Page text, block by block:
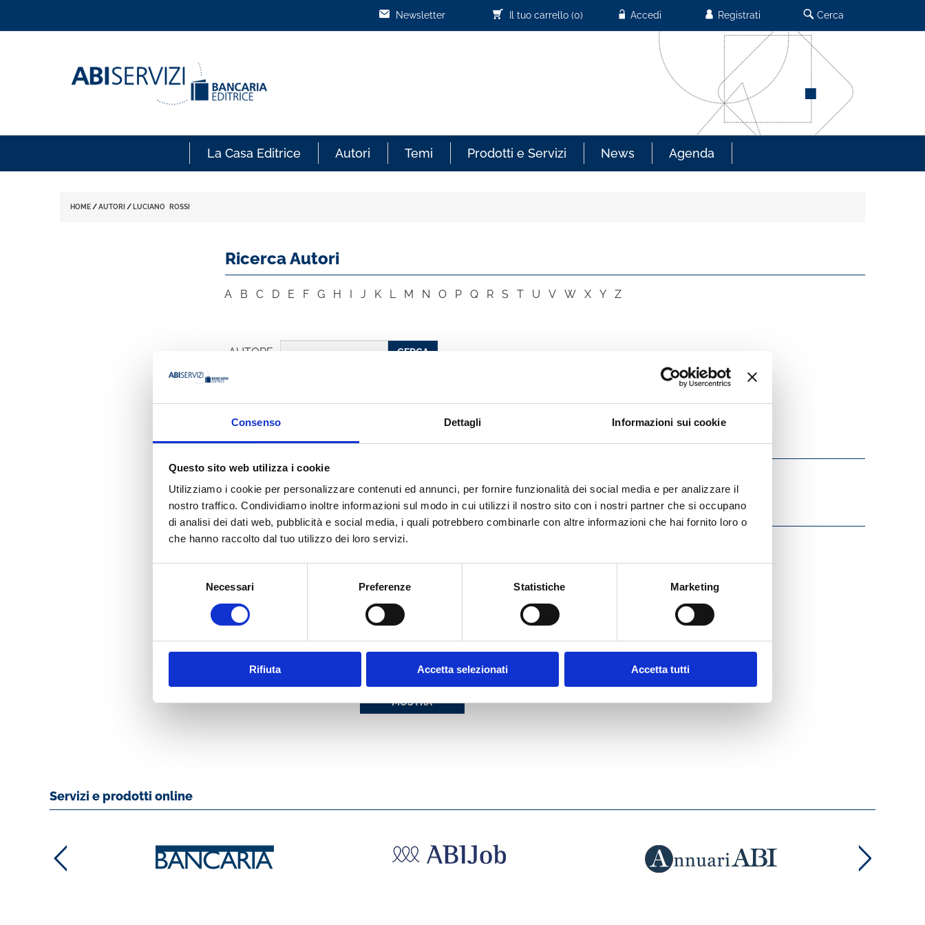
Consenso Dettagli Informazioni sui cookie
Questo sito web utilizza i cookie
Utilizziamo i cookie per personalizzare contenuti ed annunci, per fornire funzionalità dei social media e per analizzare il
nostro traffico. Condividiamo inoltre informazioni sul modo in cui utilizzi il nostro sito con i nostri partner che si occupano
di analisi dei dati web, pubblicità e social media, i quali potrebbero combinarle con altre informazioni che hai fornito loro o
che hanno raccolto dal tuo utilizzo dei loro servizi.
Necessari Preferenze Statistiche Marketing
Rifiuta Accetta selezionati Accetta tutti
Cerca
Registrati
Accedi
Il tuo carrello (0)
Newsletter
La Casa Editrice Autori Temi Prodotti e Servizi News Agenda
HOME /AUTORI / LUCIANO ROSSI
Ricerca Autori
A B C D E F G H I J K L M N O P Q R S T U V W X Y Z
AUTORE CERCA
Luciano Rossi
Ha pubblicato con noi
LA PREVIDENZA
COMPLEMENTARE PER
LE BANCHE:
PROBLEMI E
PROSPETTIVE
MOSTRA
LA MALATTIA DEL
LAVORATORE
SUBORDINATO E LE
CURE IDROTERMALI:
ASPETTI CLINICI E
MOSTRA
Servizi e prodotti online